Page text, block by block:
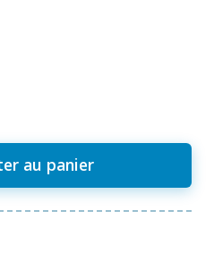
au panier